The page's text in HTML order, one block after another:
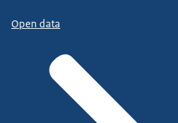
Open data